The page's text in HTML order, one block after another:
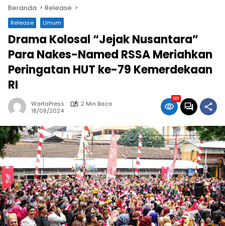
Beranda Release
Release Umum
Drama Kolosal “Jejak Nusantara”
Para Nakes-Named RSSA Meriahkan
Peringatan HUT ke-79 Kemerdekaan
RI
WartaPress
2 Min Baca
18/08/2024
881